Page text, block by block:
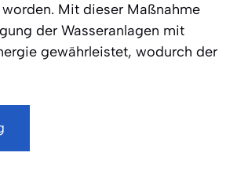
Mit dieser Maßnahme
der Wasseranlagen mit
gewährleistet, wodurch der